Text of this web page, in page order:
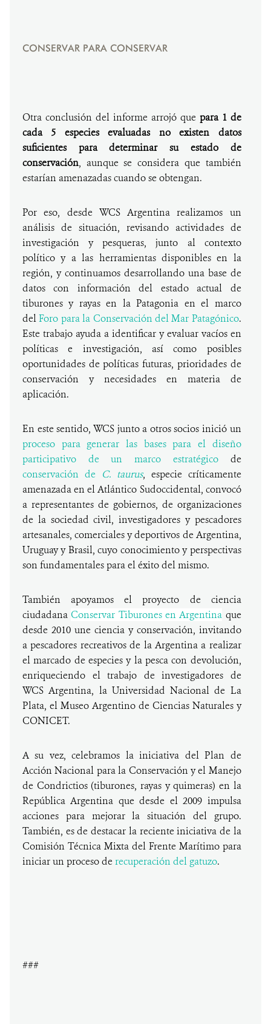
CONSERVAR PARA CONSERVAR
Otra conclusión del informe arrojó quepara 1 de
cada 5 especies evaluadas no existen datos
suficientes para determinar su estado de
conservación, aunque se considera que también
estarían amenazadas cuando se obtengan.
Por eso, desde WCS Argentina realizamos un
análisis de situación, revisando actividades de
investigación y pesqueras, junto al contexto
político y a las herramientas disponibles en la
región, y continuamos desarrollando una base de
datos con información del estado actual de
tiburones y rayas en la Patagonia en el marco
delForo para la Conservación del Mar Patagónico.
Este trabajo ayuda a identificar y evaluar vacíos en
políticas e investigación, así como posibles
oportunidades de políticas futuras, prioridades de
conservación y necesidades en materia de
aplicación.
En este sentido, WCS junto a otros socios inició un
proceso para generar las bases para el diseño
participativo de un marco estratégico de
conservación de C. taurus, especie críticamente
amenazada en el Atlántico Sudoccidental, convocó
a representantes de gobiernos, de organizaciones
de la sociedad civil, investigadores y pescadores
artesanales, comerciales y deportivos de Argentina,
Uruguay y Brasil, cuyo conocimiento y perspectivas
son fundamentales para el éxito del mismo.
También apoyamos el proyecto de ciencia
ciudadana Conservar Tiburones en Argentina que
desde 2010 une ciencia y conservación, invitando
a pescadores recreativos de la Argentina a realizar
el marcado de especies y la pesca con devolución,
enriqueciendo el trabajo de investigadores de
WCS Argentina, la Universidad Nacional de La
Plata, el Museo Argentino de Ciencias Naturales y
CONICET.
A su vez, celebramos la iniciativa delPlan de
Acción Nacional para la Conservación y el Manejo
de Condrictios (tiburones, rayas y quimeras) en la
República Argentina que desde el 2009 impulsa
acciones para mejorar la situación del grupo.
También, es de destacar la reciente iniciativa de la
Comisión Técnica Mixta del Frente Marítimo para
iniciar un proceso derecuperación del gatuzo.
###